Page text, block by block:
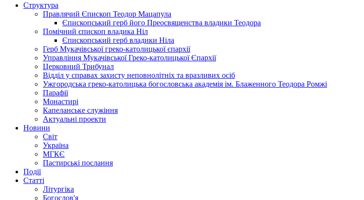
Структура
Правлячий Єпископ Теодор Мацапула
Єпископський герб його Преосвященства владики Теодора
Помічний єпископ владика Ніл
Єпископський герб владики Ніла
Герб Мукачівської греко-католицької єпархії
Управління Мукачівської Греко-католицької Єпархії
Церковний Трибунал
Відділ у справах захисту неповнолітніх та вразливих осіб
Ужгородська греко-католицька богословська академія ім. Блаженного Теодора Ромжі
Парафії
Монастирі
Капеланське служіння
Актуальні проекти
Новини
Світ
Україна
МГКЄ
Пастирські послання
Події
Статті
Літургіка
Богослов'я